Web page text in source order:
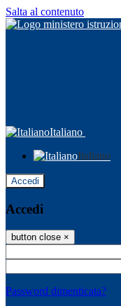
Salta al contenuto
Italiano
Italiano
Accedi
Accedi
button close ×
Password dimenticata?